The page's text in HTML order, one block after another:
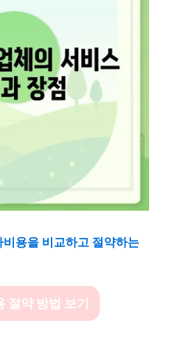
용을 비교하고 절약하는
절약 방법 보기